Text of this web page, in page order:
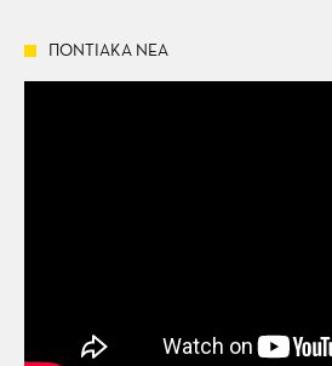
ΠΟΝΤΙΑΚΑ ΝΕΑ